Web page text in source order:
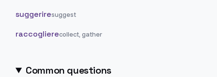
suggeriresuggest
raccoglierecollect, gather
Common questions